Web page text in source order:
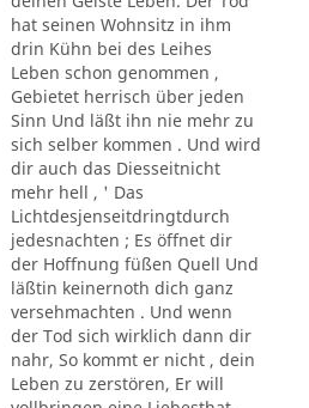
hat seinen Wohnsitz in ihm
drin Kühn bei des Leihes
Leben schon genommen ,
Gebietet herrisch über jeden
Sinn Und läßt ihn nie mehr zu
sich selber kommen . Und wird
dir auch das Diesseitnicht
mehr hell , ' Das
Lichtdesjenseitdringtdurch
jedesnachten ; Es öffnet dir
der Hoffnung füßen Quell Und
läßtin keinernoth dich ganz
versehmachten . Und wenn
der Tod sich wirklich dann dir
nahr, So kommt er nicht , dein
Leben zu zerstören, Er will